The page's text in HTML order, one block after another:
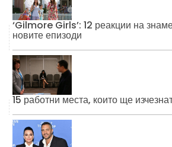
‘Gilmore Girls’: 12 реакции на
новите епизоди
15 работни места, които ще